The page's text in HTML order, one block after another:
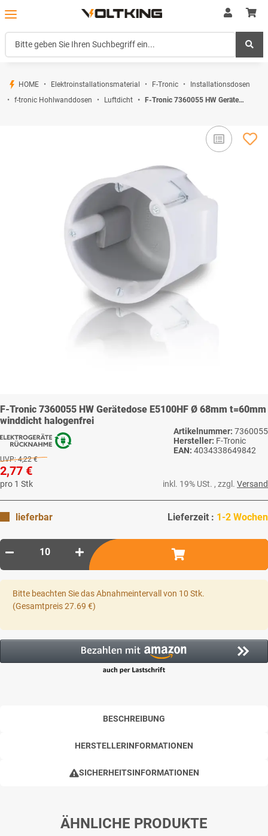
HOME Elektroinstallationsmaterial F-Tronic
Installationsdosen
f-tronic Hohlwanddosen
Luftdicht F-Tronic 7360055 HW Gerätedose E5100HF Ø 68mm t=60mm winddicht halogenfrei
F-Tronic 7360055 HW Gerätedose E5100HF Ø 68mm t=60mm
winddicht halogenfrei
Artikelnummer: 7360055
Hersteller: F-Tronic
EAN: 4034338649842
UVP: 4,22 €
2,77 €
pro 1 Stk inkl. 19% USt. , zzgl. Versand
lieferbar Lieferzeit : 1-2 Wochen
x
Bitte beachten Sie das Abnahmeintervall von 10 Stk.
(Gesamtpreis 27.69 €)
BESCHREIBUNG
HERSTELLERINFORMATIONEN
SICHERHEITSINFORMATIONEN
ÄHNLICHE PRODUKTE